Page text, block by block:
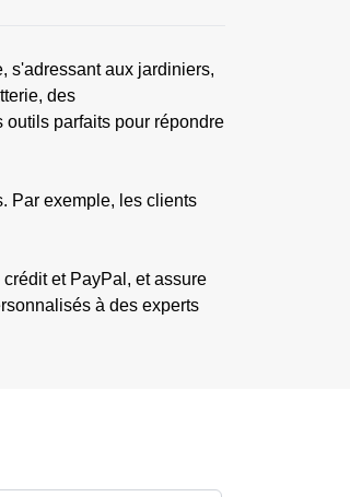
s'adressant aux jardiniers,
des
parfaits pour répondre
Par exemple, les clients
et PayPal, et assure
à des experts